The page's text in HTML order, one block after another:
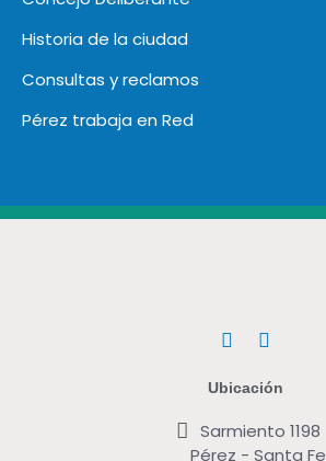
Historia de la ciudad
Consultas y reclamos
Pérez trabaja en Red
F
c
e
o
T
i
t
e
Ubicación
Sarmiento 1198
Pérez - Santa Fe